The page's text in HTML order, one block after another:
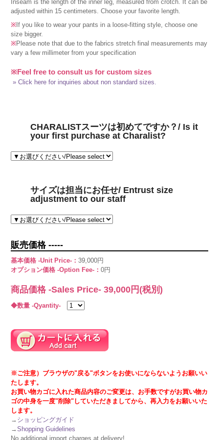
Inseam is the length of the inner leg, measured from crotch. It can be
adjusted within 15 centimeters. Choose your favorite length.
※ If you like to wear your pants in a loose-fitting style, choose one
size bigger.
※Please note that due to the fabrics stretch final measurements may
vary a few millimeter from your specification
※Feel free to consult us for custom sizes
» Click here for inquiries about non standard sizes.
CHARALISTスーツは初めてですか？/ Is it
your first purchase at Charalist?
サイズは担当にお任せ/ Entrust size
adjustment to our staff
販売価格 -----
基本価格 -Unit Price-：39,000円
オプション価格 -Option Fee-：0円
商品価格 -Sales Price-39,000 円(税別)
◆数量 -Qyantity-
※ご注意）ブラウザの"戻る"ボタンをお使いにならないようお願いい
たします。
お買い物カゴに入れた商品内容のご変更は、お手数ですがお買い物カ
ゴの中身を一度"削除"していただきましてから、再入力をお願いいた
します。
→ ショッピングガイド
→Shopping Guidelines
No additional import charges at delivery!